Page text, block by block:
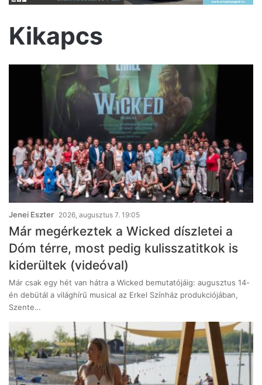
Kikapcs
Jenei Eszter 2026, augusztus 7. 19:05
Már megérkeztek a Wicked díszletei a
Dóm térre, most pedig kulisszatitkok is
kiderültek (videóval)
Már csak egy hét van hátra a Wicked bemutatójáig: augusztus 14-
én debütál a világhírű musical az Erkel Színház produkciójában,
Szente…